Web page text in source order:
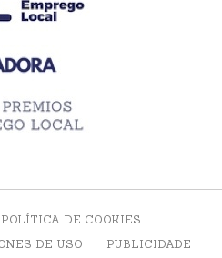
POLÍTICA DE COOKIES
DE USO
PUBLICIDADE